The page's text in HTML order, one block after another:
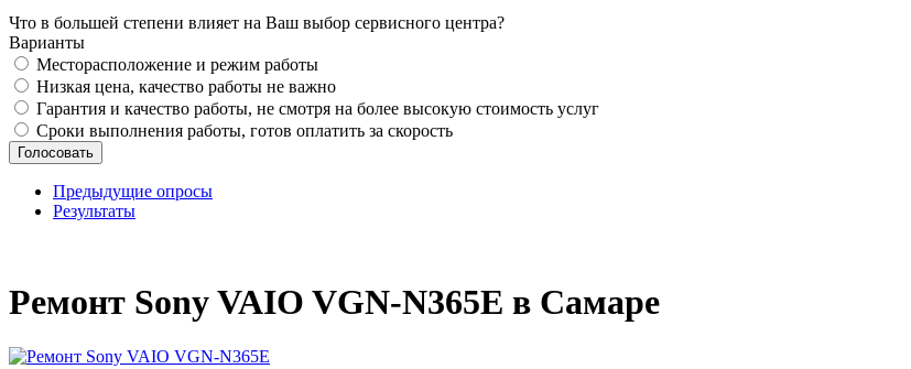
Что в большей степени влияет на Ваш выбор сервисного центра?
Варианты
Месторасположение и режим работы
Низкая цена, качество работы не важно
Гарантия и качество работы, не смотря на более высокую стоимость услуг
Сроки выполнения работы, готов оплатить за скорость
Предыдущие опросы
Результаты
Ремонт Sony VAIO VGN-N365E в Самаре